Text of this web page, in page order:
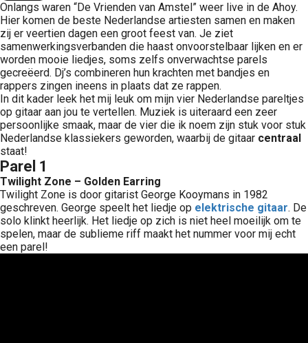
Onlangs waren “De Vrienden van Amstel” weer live in de Ahoy.
Hier komen de beste Nederlandse artiesten samen en maken
zij er veertien dagen een groot feest van. Je ziet
samenwerkingsverbanden die haast onvoorstelbaar lijken en er
worden mooie liedjes, soms zelfs onverwachtse parels
gecreëerd. Dj’s combineren hun krachten met bandjes en
rappers zingen ineens in plaats dat ze rappen.
In dit kader leek het mij leuk om mijn vier Nederlandse pareltjes
op gitaar aan jou te vertellen. Muziek is uiteraard een zeer
persoonlijke smaak, maar de vier die ik noem zijn stuk voor stuk
Nederlandse klassiekers geworden, waarbij de gitaar centraal
staat!
Parel 1
Twilight Zone – Golden Earring
Twilight Zone is door gitarist George Kooymans in 1982
geschreven. George speelt het liedje op elektrische gitaar. De
solo klinkt heerlijk. Het liedje op zich is niet heel moeilijk om te
spelen, maar de sublieme riff maakt het nummer voor mij echt
een parel!